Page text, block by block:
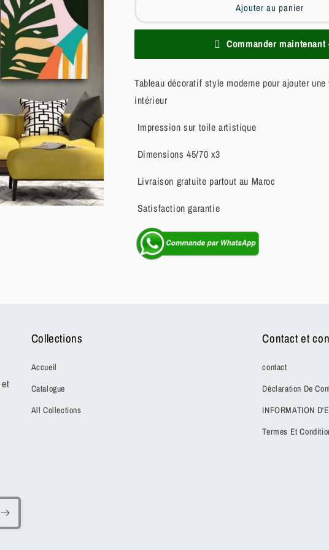
Ajouter au panier
Commander maintenant
Tableau décoratif style moderne pour ajouter
intérieur
Impression sur toile artistique
Dimensions 45/70 x3
Livraison gratuite partout au Maroc
Satisfaction garantie
Collections
Accueil
Catalogue
All Collections
Contact et
contact
Déclaration De
INFORMATION
Termes Et